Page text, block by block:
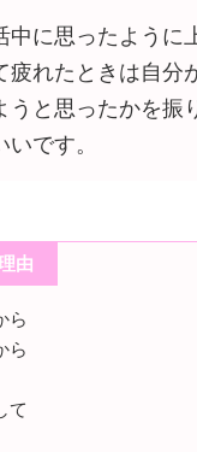
中に思ったように
疲れたときは自分
うと思ったかを振
いです。
由
ら
ら
て